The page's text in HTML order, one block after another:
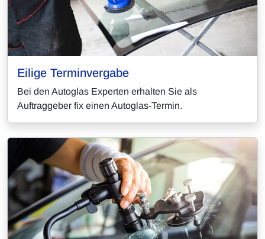
Eilige Terminvergabe
Bei den Autoglas Experten erhalten Sie als
Auftraggeber fix einen Autoglas-Termin.